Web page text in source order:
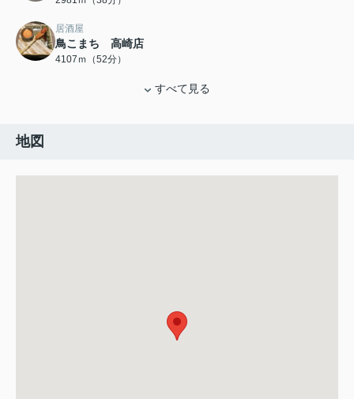
居酒屋
鳥こまち 高崎店
4107ｍ（52分）
すべて見る
地図